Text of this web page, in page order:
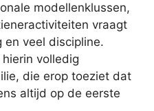
modellenklussen,
vraagt
en veel discipline.
volledig
die erop toeziet dat
altijd op de eerste